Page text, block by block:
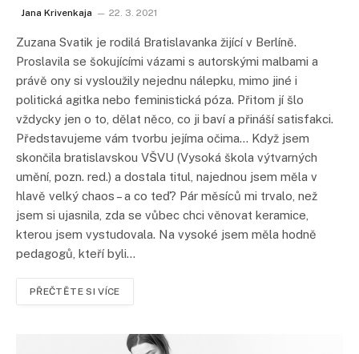
Jana Krivenkaja 22. 3. 2021
Zuzana Svatik je rodilá Bratislavanka žijící v Berlíně.
Proslavila se šokujícími vázami s autorskými malbami a
právě ony si vysloužily nejednu nálepku, mimo jiné i
politická agitka nebo feministická póza. Přitom jí šlo
vždycky jen o to, dělat něco, co ji baví a přináší satisfakci.
Představujeme vám tvorbu jejíma očima… Když jsem
skončila bratislavskou VŠVU (Vysoká škola výtvarných
umění, pozn. red.) a dostala titul, najednou jsem měla v
hlavě velký chaos – a co teď? Pár měsíců mi trvalo, než
jsem si ujasnila, zda se vůbec chci věnovat keramice,
kterou jsem vystudovala. Na vysoké jsem měla hodně
pedagogů, kteří byli…
PŘEČTĚTE SI VÍCE